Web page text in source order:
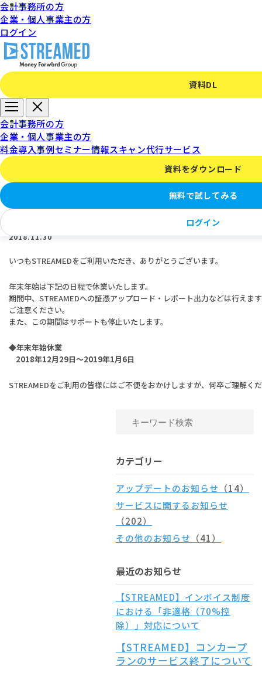
会計事務所の方
企業・個人事業主の方
ログイン
資料DL
会計事務所の方
企業・個人事業主の方
料金導入事例セミナー情報スキャン代行サービス
資料をダウンロード
無料で試してみる
ログイン
サービスに関するお知らせ
【STREAMED】年末年始休業のお知らせ（2018
年12月29日～2019年1月6日）
2018.11.30
いつもSTREAMEDをご利用いただき、ありがとうございます。
年末年始は下記の日程で休業いたします。
期間中、STREAMEDへの証憑アップロード・レポート出力などは行えま
ご注意ください。
また、この期間はサポートも停止いたします。
◆年末年始休業
2018年12月29日～2019年1月6日
STREAMEDをご利用の皆様にはご不便をおかけしますが、何卒ご理解く
カテゴリー
アップデートのお知らせ （14）
サービスに関するお知らせ
（202）
その他のお知らせ （41）
最近のお知らせ
【STREAMED】インボイス制度
における「非適格（70%控
除）」対応について
【STREAMED】コンカープ
ランのサービス終了について